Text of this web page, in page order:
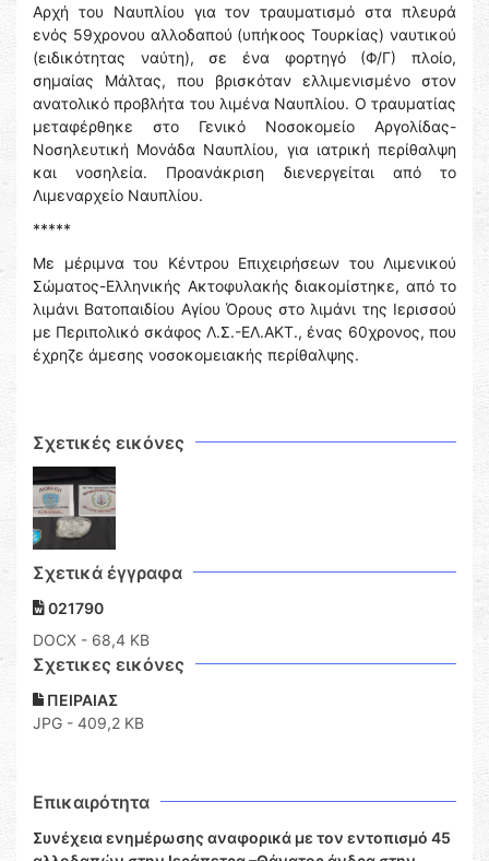
Αρχή του Ναυπλίου για τον τραυματισμό στα πλευρά
ενός 59χρονου αλλοδαπού (υπήκοος Τουρκίας) ναυτικού
(ειδικότητας ναύτη), σε ένα φορτηγό (Φ/Γ) πλοίο,
σημαίας Μάλτας, που βρισκόταν ελλιμενισμένο στον
ανατολικό προβλήτα του λιμένα Ναυπλίου. Ο τραυματίας
μεταφέρθηκε στο Γενικό Νοσοκομείο Αργολίδας-
Νοσηλευτική Μονάδα Ναυπλίου, για ιατρική περίθαλψη
και νοσηλεία. Προανάκριση διενεργείται από το
Λιμεναρχείο Ναυπλίου.
*****
Με μέριμνα του Κέντρου Επιχειρήσεων του Λιμενικού
Σώματος-Ελληνικής Ακτοφυλακής διακομίστηκε, από το
λιμάνι Βατοπαιδίου Αγίου Όρους στο λιμάνι της Ιερισσού
με Περιπολικό σκάφος Λ.Σ.-ΕΛ.ΑΚΤ., ένας 60χρονος, που
έχρηζε άμεσης νοσοκομειακής περίθαλψης.
Σχετικές εικόνες
Σχετικά έγγραφα
021790
DOCX - 68,4 KB
Σχετικες εικόνες
ΠΕΙΡΑΙΑΣ
JPG - 409,2 KB
Επικαιρότητα
Συνέχεια ενημέρωσης αναφορικά με τον εντοπισμό 45